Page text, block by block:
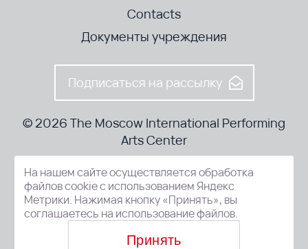
Contacts
Документы учреждения
Подписаться на рассылку
© 2026 The Moscow International Performing
Arts Center
52-8, Kosmodamianskaya nab., Moscow, 115054, Russia
На нашем сайте осуществляется обработка
файлов cookie с использованием Яндекс
Метрики. Нажимая кнопку «Принять», вы
соглашаетесь на использование файлов.
Принять